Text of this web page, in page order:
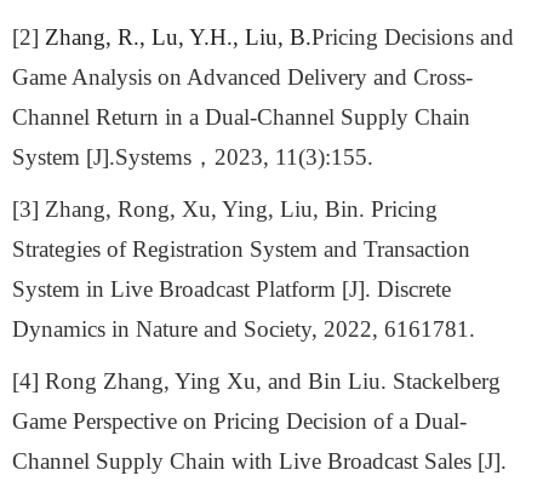
[2] Zhang, R., Lu, Y.H., Liu, B.Pricing Decisions and
Game Analysis on Advanced Delivery and Cross-
Channel Return in a Dual-Channel Supply Chain
System [J].Systems ， 2023, 11(3):155.
[3] Zhang, Rong, Xu, Ying, Liu, Bin. Pricing
Strategies of Registration System and Transaction
System in Live Broadcast Platform [J]. Discrete
Dynamics in Nature and Society, 2022, 6161781.
[4] Rong Zhang, Ying Xu, and Bin Liu. Stackelberg
Game Perspective on Pricing Decision of a Dual-
Channel Supply Chain with Live Broadcast Sales [J].